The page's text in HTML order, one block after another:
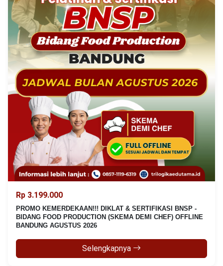
Rp 3.199.000
PROMO KEMERDEKAAN!!! DIKLAT & SERTIFIKASI BNSP -
BIDANG FOOD PRODUCTION (SKEMA DEMI CHEF) OFFLINE
BANDUNG AGUSTUS 2026
Selengkapnya